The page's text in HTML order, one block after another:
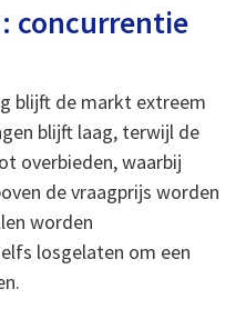
concurrentie
blijft de markt extreem
blijft laag, terwijl de
overbieden, waarbij
de vraagprijs worden
worden
losgelaten om een